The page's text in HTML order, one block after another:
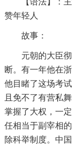
赞年轻人
故事：
元朝的大臣
断。有一年他在
他目睹了这场考
且免不了有营私
掌握了大权，一
任相当于副宰相
除科举制度。中